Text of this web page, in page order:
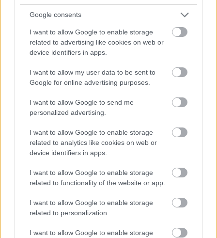
Google consents
I want to allow Google to enable storage
related to advertising like cookies on web or
device identifiers in apps.
I want to allow my user data to be sent to
Google for online advertising purposes.
I want to allow Google to send me
personalized advertising.
I want to allow Google to enable storage
related to analytics like cookies on web or
device identifiers in apps.
I want to allow Google to enable storage
related to functionality of the website or app.
I want to allow Google to enable storage
related to personalization.
I want to allow Google to enable storage
kehityksessä mukana”
LIIKETOIMINTAJOHTAJA, TILITOIMISTO SUKKELA